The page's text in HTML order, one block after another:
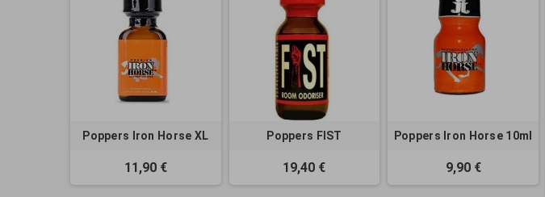
Poppers Iron Horse XL
11,90 €
Poppers FIST
19,40 €
Poppers Iron Horse 10ml
9,90 €